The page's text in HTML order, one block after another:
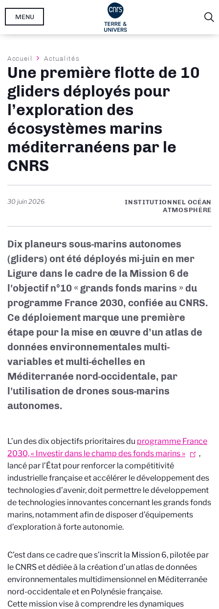
Aller
MENU
Fil
d'Ariane
Accueil Actualités
Une première flotte de 10
gliders déployés pour
l’exploration des
écosystèmes marins
méditerranéens par le
CNRS
30 juin 2026
INSTITUTIONNEL OCÉAN
ATMOSPHÈRE
Dix planeurs sous-marins autonomes
(gliders) ont été déployés mi-juin en mer
Ligure dans le cadre de la Mission 6 de
l'objectif n°10 « grands fonds marins » du
programme France 2030, confiée au CNRS.
Ce déploiement marque une première
étape pour la mise en œuvre d’un atlas de
données environnementales multi-
variables et multi-échelles en
Méditerranée nord-occidentale, par
l'utilisation de drones sous-marins
autonomes.
L’un des dix objectifs prioritaires du programme France
2030, « Investir dans le champ des fonds marins »
,
lancé par l’État pour renforcer la compétitivité
industrielle française et accélérer le développement des
technologies d’avenir, doit permettre le développement
de technologies innovantes concernant les grands fonds
marins, notamment afin de disposer d’équipements
d’exploration à forte autonomie.
C’est dans ce cadre que s’inscrit la Mission 6, pilotée par
le CNRS et dédiée à la création d’un atlas de données
environnementales multidimensionnel en Méditerranée
nord-occidentale et en Polynésie française.
Cette mission vise à comprendre les dynamiques